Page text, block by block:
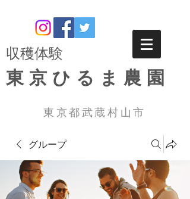
​収穫体験
東京ひるま農園
東京都武蔵村山市
グループ